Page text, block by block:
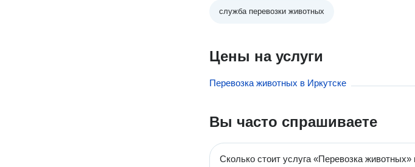
служба перевозки животных
Цены на услуги
Перевозка животных в Иркутске
Вы часто спрашиваете
Сколько стоит услуга «Перевозка животных»